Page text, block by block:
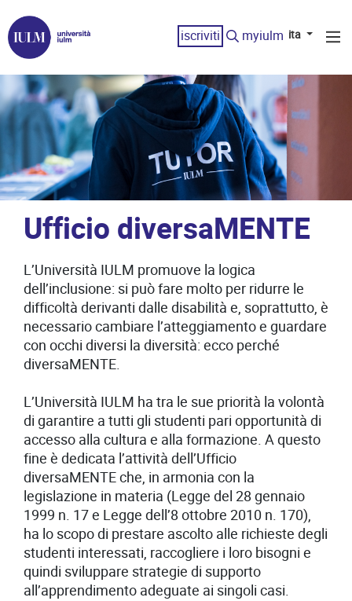
iscriviti myiulm ita
Ufficio diversaMENTE
L’Università IULM promuove la logica
dell’inclusione: si può fare molto per ridurre le
difficoltà derivanti dalle disabilità e, soprattutto, è
necessario cambiare l’atteggiamento e guardare
con occhi diversi la diversità: ecco perché
diversaMENTE.
L’Università IULM ha tra le sue priorità la volontà
di garantire a tutti gli studenti pari opportunità di
accesso alla cultura e alla formazione. A questo
fine è dedicata l’attività dell’Ufficio
diversaMENTE che, in armonia con la
legislazione in materia (Legge del 28 gennaio
1999 n. 17 e Legge dell’8 ottobre 2010 n. 170),
ha lo scopo di prestare ascolto alle richieste degli
studenti interessati, raccogliere i loro bisogni e
quindi sviluppare strategie di supporto
all’apprendimento adeguate ai singoli casi.